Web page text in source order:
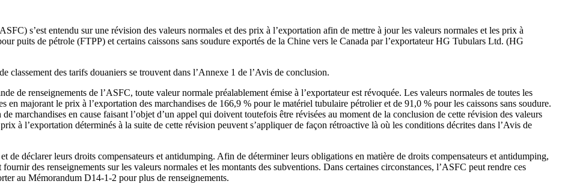
s’est entendu sur une révision des valeurs normales et des prix à l’exportation afin de mettre à jour les valeurs normales et les prix à
puits de pétrole (FTPP) et certains caissons sans soudure exportés de la Chine vers le Canada par l’exportateur HG Tubulars Ltd. (HG
classement des tarifs douaniers se trouvent dans l’Annexe 1 de l’Avis de conclusion.
de renseignements de l’ASFC, toute valeur normale préalablement émise à l’exportateur est révoquée. Les valeurs normales de toutes les
en majorant le prix à l’exportation des marchandises de 166,9 % pour le matériel tubulaire pétrolier et de 91,0 % pour les caissons sans soudure.
marchandises en cause faisant l’objet d’un appel qui doivent toutefois être révisées au moment de la conclusion de cette révision des valeurs
à l’exportation déterminés à la suite de cette révision peuvent s’appliquer de façon rétroactive là où les conditions décrites dans l’Avis de
de déclarer leurs droits compensateurs et antidumping. Afin de déterminer leurs obligations en matière de droits compensateurs et antidumping,
des renseignements sur les valeurs normales et les montants des subventions. Dans certaines circonstances, l’ASFC peut rendre ces
au Mémorandum D14-1-2 pour plus de renseignements.